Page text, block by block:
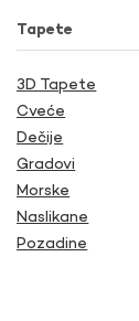
Tapete
3D Tapete
Cveće
Dečije
Gradovi
Morske
Naslikane
Pozadine